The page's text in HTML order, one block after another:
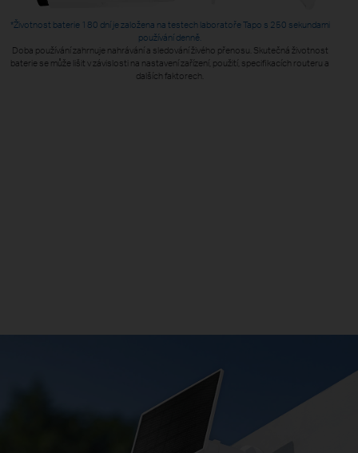
*Životnost baterie 180 dní je založena na testech laboratoře Tapo s 250 sekundami
používání denně.
Doba používání zahrnuje nahrávání a sledování živého přenosu. Skutečná životnost
baterie se může lišit v závislosti na nastavení zařízení, použití, specifikacích routeru a
dalších faktorech.